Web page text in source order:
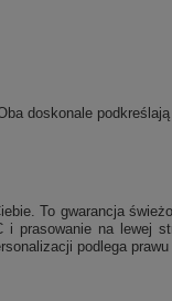
Oba doskonale
To gwarancja
i prasowanie na lewej
podlega prawu